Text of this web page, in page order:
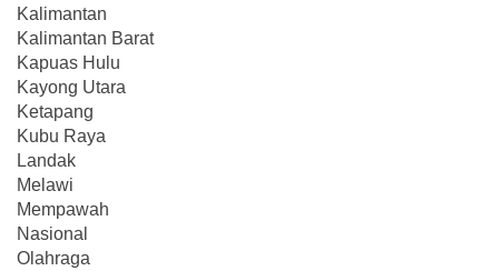
Kalimantan
Kalimantan Barat
Kapuas Hulu
Kayong Utara
Ketapang
Kubu Raya
Landak
Melawi
Mempawah
Nasional
Olahraga